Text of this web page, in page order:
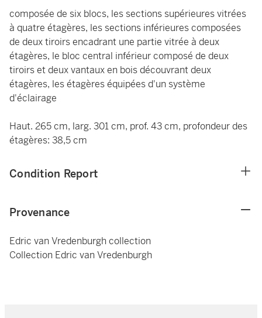
composée de six blocs, les sections supérieures vitrées
à quatre étagères, les sections inférieures composées
de deux tiroirs encadrant une partie vitrée à deux
étagères, le bloc central inférieur composé de deux
tiroirs et deux vantaux en bois découvrant deux
étagères, les étagères équipées d'un système
d'éclairage
Haut. 265 cm, larg. 301 cm, prof. 43 cm, profondeur des
étagères: 38,5 cm
Condition Report
Provenance
Edric van Vredenburgh collection
Collection Edric van Vredenburgh